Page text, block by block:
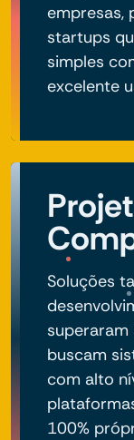
empresas,
startups
simples
excelente
Soluções
superaram
buscam
com alto
100%